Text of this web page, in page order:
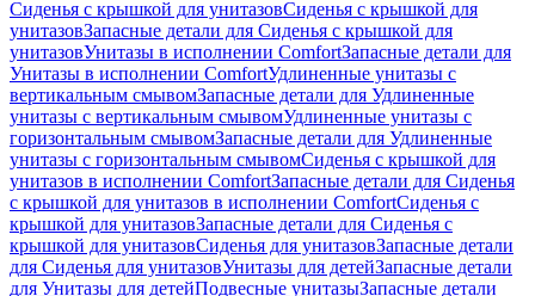
Сиденья с крышкой для унитазовСиденья с крышкой для
унитазовЗапасные детали для Сиденья с крышкой для
унитазовУнитазы в исполнении ComfortЗапасные детали для
Унитазы в исполнении ComfortУдлиненные унитазы с
вертикальным смывомЗапасные детали для Удлиненные
унитазы с вертикальным смывомУдлиненные унитазы с
горизонтальным смывомЗапасные детали для Удлиненные
унитазы с горизонтальным смывомСиденья с крышкой для
унитазов в исполнении ComfortЗапасные детали для Сиденья
с крышкой для унитазов в исполнении ComfortСиденья с
крышкой для унитазовЗапасные детали для Сиденья с
крышкой для унитазовСиденья для унитазовЗапасные детали
для Сиденья для унитазовУнитазы для детейЗапасные детали
для Унитазы для детейПодвесные унитазыЗапасные детали